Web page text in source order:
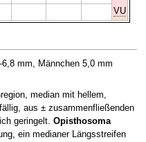
VU
mm, Männchen 5,0 mm
median mit hellem,
aus ± zusammenfließenden
geringelt. Opisthosoma
ein medianer Längsstreifen